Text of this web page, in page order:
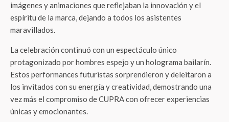
imágenes y animaciones que reflejaban la innovación y el
espíritu de la marca, dejando a todos los asistentes
maravillados.
La celebración continuó con un espectáculo único
protagonizado por hombres espejo y un holograma bailarín.
Estos performances futuristas sorprendieron y deleitaron a
los invitados con su energía y creatividad, demostrando una
vez más el compromiso de CUPRA con ofrecer experiencias
únicas y emocionantes.